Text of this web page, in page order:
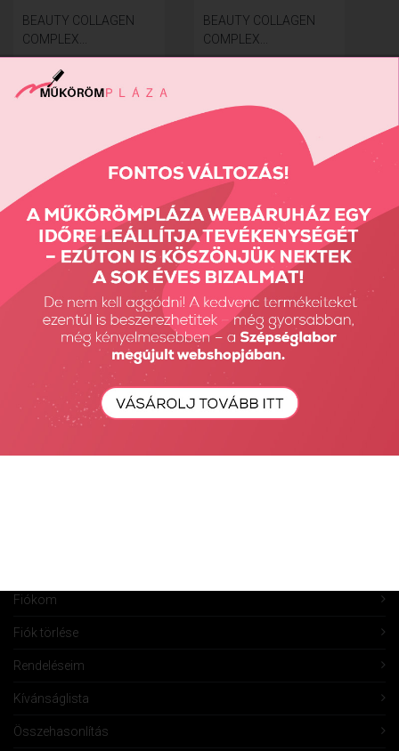
BEAUTY COLLAGEN
COMPLEX...
9990 Ft
BEAUTY COLLAGEN
COMPLEX...
Találatok: 1 - 6 / 6 nézet: 18 termék az oldalon
Részletes Kereső
Keresés
Fiókom
Fiók törlése
Rendeléseim
Kívánságlista
Összehasonlítás